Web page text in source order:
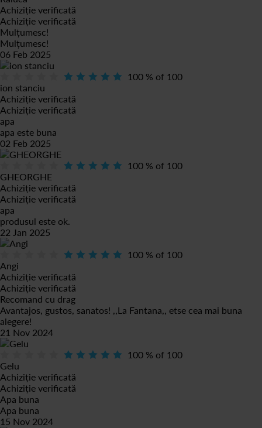
Achiziție verificată
Achiziție verificată
Mulțumesc!
Mulțumesc!
06 Feb 2025
100 % of 100
ion stanciu
Achiziție verificată
Achiziție verificată
apa
apa este buna
02 Feb 2025
100 % of 100
GHEORGHE
Achiziție verificată
Achiziție verificată
apa
produsul este ok.
22 Jan 2025
100 % of 100
Angi
Achiziție verificată
Achiziție verificată
Recomand cu drag
Avantajos, gustos, sanatos! ,,La Fantana,, etse cea mai buna
alegere!
21 Nov 2024
100 % of 100
Gelu
Achiziție verificată
Achiziție verificată
Apa buna
Apa buna
15 Nov 2024